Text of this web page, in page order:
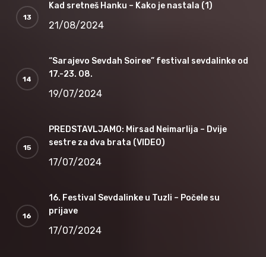
Kad sretneš Hanku – Kako je nastala (1)
21/08/2024
“Sarajevo Sevdah Soiree” festival sevdalinke od
17.-23. 08.
19/07/2024
PREDSTAVLJAMO: Mirsad Neimarlija – Dvije
sestre za dva brata (VIDEO)
17/07/2024
16. Festival Sevdalinke u Tuzli – Počele su
prijave
17/07/2024